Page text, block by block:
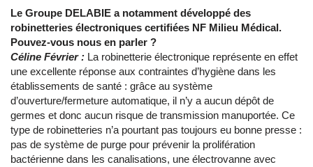
Le Groupe DELABIE a notamment développé des
robinetteries électroniques certifiées NF Milieu Médical.
Pouvez-vous nous en parler ?
Céline Février : La robinetterie électronique représente en effet
une excellente réponse aux contraintes d’hygiène dans les
établissements de santé : grâce au système
d’ouverture/fermeture automatique, il n’y a aucun dépôt de
germes et donc aucun risque de transmission manuportée. Ce
type de robinetteries n’a pourtant pas toujours eu bonne presse :
pas de système de purge pour prévenir la prolifération
bactérienne dans les canalisations, une électrovanne avec